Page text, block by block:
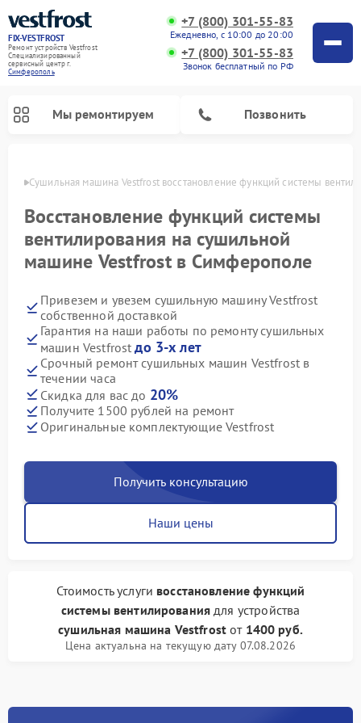
FIX-VESTFROST
Ремонт устройств Vestfrost
Специализированный
cервисный центр г.
Симферополь
+7 (800) 301-55-83
Ежедневно, с 10:00 до 20:00
+7 (800) 301-55-83
Звонок бесплатный по РФ
Мы ремонтируем Позвонить
Сушильная машина Vestfrost восстановление функций системы
Восстановление функций системы
вентилирования на сушильной
машине Vestfrost в Симферополе
Привезем и увезем сушильную машину Vestfrost
собственной доставкой
Гарантия на наши работы по ремонту сушильных
машин Vestfrostдо 3-х лет
Срочный ремонт сушильных машин Vestfrost в
течении часа
Скидка для вас до 20%
Получите 1500 рублей на ремонт
Оригинальные комплектующие Vestfrost
Получить консультацию
Наши цены
Стоимость услуги восстановление функций
системы вентилирования для устройства
сушильная машина Vestfrostот 1400 руб.
Цена актуальна на текущую дату 07.08.2026